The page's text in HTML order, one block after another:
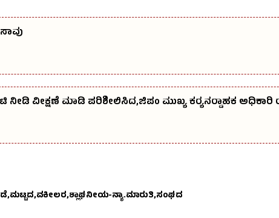
ವೀಕ್ಷಣೆ ಮಾಡಿ ಪರಿಶೀಲಿಸಿದ,ಜಿಪಂ ಮುಖ್ಯ ಕರ‍್ಯನರ‍್ವಾಹಕ ಅಧಿಕಾರಿ
ಮಟ್ಟದ ವಕೀಲರಶ್ಲಾಘನೀಯ-ನ್ಯಾ.ಮಾರುತಿ ಸಂಘದ